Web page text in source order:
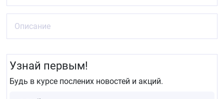
Описание
Узнай первым!
Будь в курсе послених новостей и акций.